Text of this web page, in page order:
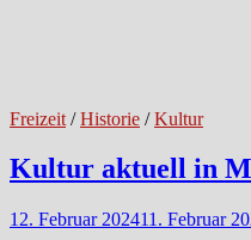
Freizeit /Historie /Kultur
Kultur aktuell in
12. Februar 202411. Februar